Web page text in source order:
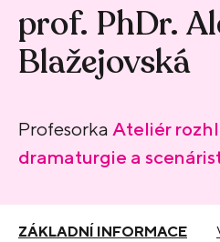
prof. PhDr.
Blažejovská
Profesorka Ateliér
dramaturgie a
ZÁKLADNÍ INFORMACE